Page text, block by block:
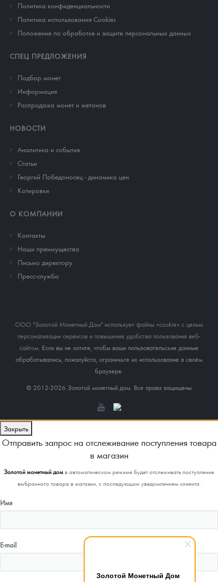
Золотой Монетный Дом
Политика конфиденциальности
Политика использования Cookies
Положение по обработке и защите персональных данных
СПЕЦ ПРЕДЛОЖЕНИЯ
Подбор монет
Информация
Распродажа монет и жетонов
НОВОСТИ
Аналитика и события
Cтатьи
Георгий Победоносец - динамика цен
Котировки
О КОМПАНИИ
Контакты
Наши преимущества
Письмо директору
Пресс-служба
ООО "Золотой Монетный Дом" использует файлы «cookie» с целью
персонализации сервисов и повышения удобства пользования веб-
сайтом. Если вы не хотите, чтобы ваши пользовательские данные
обрабатывались, пожалуйста, ограничьте их использование в своём
браузере.
© 2012-2026 Золотой монетный дом. Все права защищены
Закрыть
Отправить запрос на отслеживание поступления товара
в магазин
Золотой монетный домв автоматическом режиме будет отслеживать поступление
выбранного товара в магазин, с последующим уведомлением клиента.
Имя
E-mail